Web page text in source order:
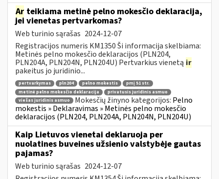
Ar teikiama metinė pelno mokesčio deklaracija,
jei vienetas pertvarkomas?
Web turinio sąrašas 2024-12-07
Registracijos numeris KM1350 Ši informacija skelbiama:
Metinės pelno mokesčio deklaracijos (PLN204,
PLN204A, PLN204N, PLN204U) Pertvarkius vienetą ir
pakeitus jo juridinio...
pertvarkymas pln204 pelno mokestis
pmį 51 str.
metinė pelno mokesčio deklaracija
privatusis juridinis asmuo
viešas juridinis asmuo
Mokesčių žinyno kategorijos: Pelno
mokestis » Deklaravimas » Metinės pelno mokesčio
deklaracijos (PLN204, PLN204A, PLN204N, PLN204U)
Kaip Lietuvos vienetai deklaruoja per
nuolatines buveines užsienio valstybėje gautas
pajamas?
Web turinio sąrašas 2024-12-07